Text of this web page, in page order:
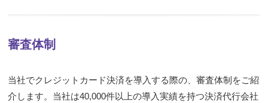
審査体制
当社でクレジットカード決済を導入する際の、審査体制をご紹
介します。当社は40,000件以上の導入実績を持つ決済代行会社